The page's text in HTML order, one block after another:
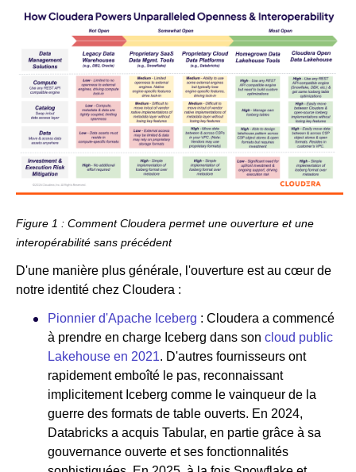
Figure 1 : Comment Cloudera permet une ouverture et une
interopérabilité sans précédent
D'une manière plus générale, l'ouverture est au cœur de
notre identité chez Cloudera :
Pionnier d'Apache Iceberg : Cloudera a commencé
à prendre en charge Iceberg dans son cloud public
Lakehouse en 2021. D'autres fournisseurs ont
rapidement emboîté le pas, reconnaissant
implicitement Iceberg comme le vainqueur de la
guerre des formats de table ouverts. En 2024,
Databricks a acquis Tabular, en partie grâce à sa
gouvernance ouverte et ses fonctionnalités